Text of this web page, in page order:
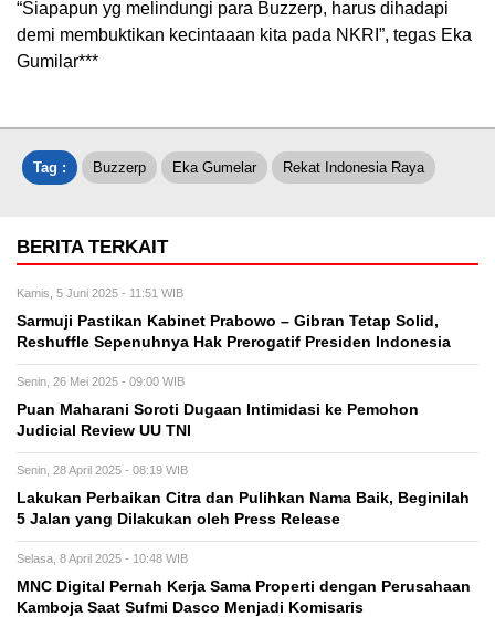
“Siapapun yg melindungi para Buzzerp, harus dihadapi
demi membuktikan kecintaaan kita pada NKRI”, tegas Eka
Gumilar***
Tag : Buzzerp Eka Gumelar Rekat Indonesia Raya
BERITA TERKAIT
Kamis, 5 Juni 2025 - 11:51 WIB
Sarmuji Pastikan Kabinet Prabowo – Gibran Tetap Solid,
Reshuffle Sepenuhnya Hak Prerogatif Presiden Indonesia
Senin, 26 Mei 2025 - 09:00 WIB
Puan Maharani Soroti Dugaan Intimidasi ke Pemohon
Judicial Review UU TNI
Senin, 28 April 2025 - 08:19 WIB
Lakukan Perbaikan Citra dan Pulihkan Nama Baik, Beginilah
5 Jalan yang Dilakukan oleh Press Release
Selasa, 8 April 2025 - 10:48 WIB
MNC Digital Pernah Kerja Sama Properti dengan Perusahaan
Kamboja Saat Sufmi Dasco Menjadi Komisaris